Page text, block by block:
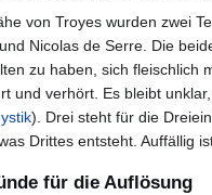
von Troyes wurden zwei
Nicolas de Serre. Die
zu haben, sich fleischlich
und verhört. Es bleibt
). Drei steht für die
Drittes entsteht. Auffällig
für die Auflösung